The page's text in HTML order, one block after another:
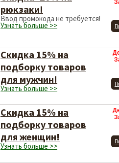
рюкзаки!
Ввод промокода не требуется!
Узнать больше >>
Скидка 15% на
подборку товаров
для мужчин!
Узнать больше >>
Скидка 15% на
подборку товаров
для женщин!
Узнать больше >>